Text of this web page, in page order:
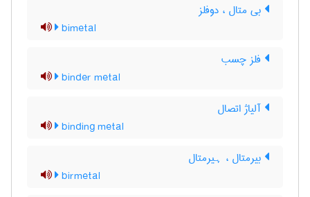
بی متال ، دوفلز
bimetal
فلز چسب
binder metal
آلیاژ اتصال
binding metal
بیرمتال ، ہیرمتال
birmetal